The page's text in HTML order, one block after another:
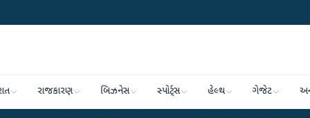
રાજકારણ બિઝનેસ સ્પોર્ટ્સ હેલ્થ ગેજેટ